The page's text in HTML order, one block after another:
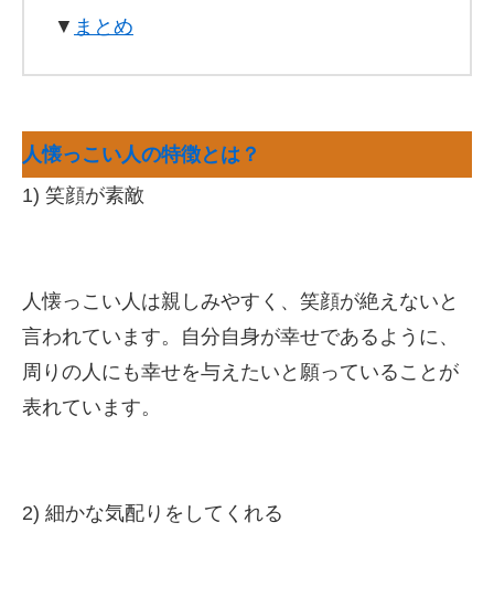
▼ まとめ
人懐っこい人の特徴とは？
1) 笑顔が素敵
人懐っこい人は親しみやすく、笑顔が絶えないと
言われています。自分自身が幸せであるように、
周りの人にも幸せを与えたいと願っていることが
表れています。
2) 細かな気配りをしてくれる